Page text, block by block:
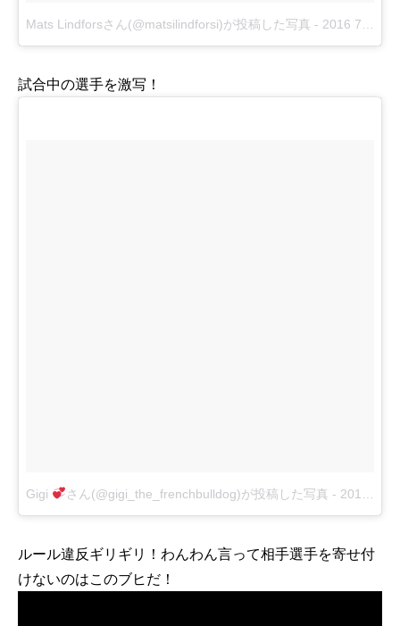
Mats Lindforsさん(@matsilindforsi)が投稿した写真 - 2016 7月 11 10:53午後 PDT
試合中の選手を激写！
Gigi さん(@gigi_the_frenchbulldog)が投稿した写真 - 2016 6月 13 6:48午前 PDT
ルール違反ギリギリ！わんわん言って相手選手を寄せ付
けないのはこのブヒだ！